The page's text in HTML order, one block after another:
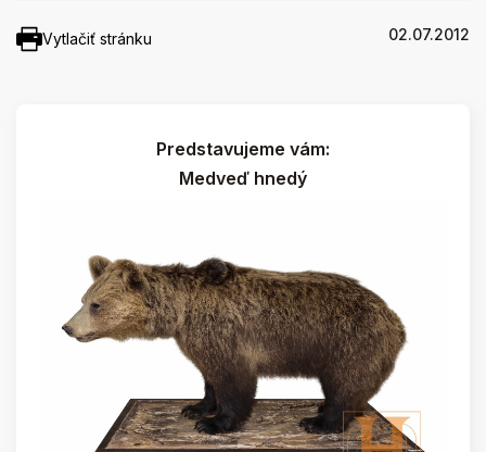
Vytlačiť stránku 02.07.2012
Predstavujeme vám:
Medveď hnedý